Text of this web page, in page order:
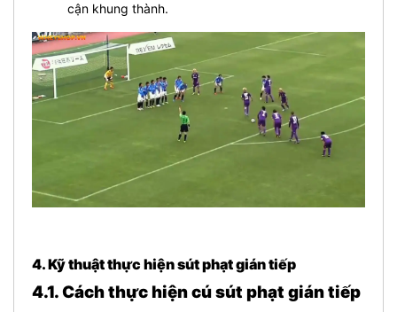
cận khung thành.
4. Kỹ thuật thực hiện sút phạt gián tiếp
4.1. Cách thực hiện cú sút phạt gián tiếp